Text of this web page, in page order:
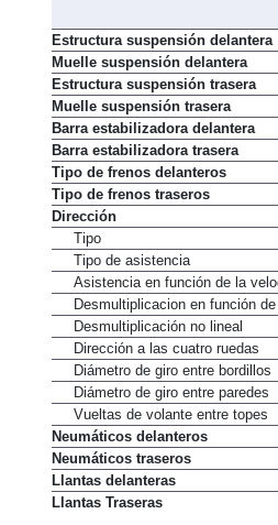
Estructura suspensión delantera
Muelle suspensión delantera
Estructura suspensión trasera
Muelle suspensión trasera
Barra estabilizadora delantera
Barra estabilizadora trasera
Tipo de frenos delanteros
Tipo de frenos traseros
Dirección
Tipo
Tipo de asistencia
Asistencia en función de la
Desmultiplicacion en función
Desmultiplicación no lineal
Dirección a las cuatro ruedas
Diámetro de giro entre bordillos
Diámetro de giro entre paredes
Vueltas de volante entre topes
Neumáticos delanteros
Neumáticos traseros
Llantas delanteras
Llantas Traseras